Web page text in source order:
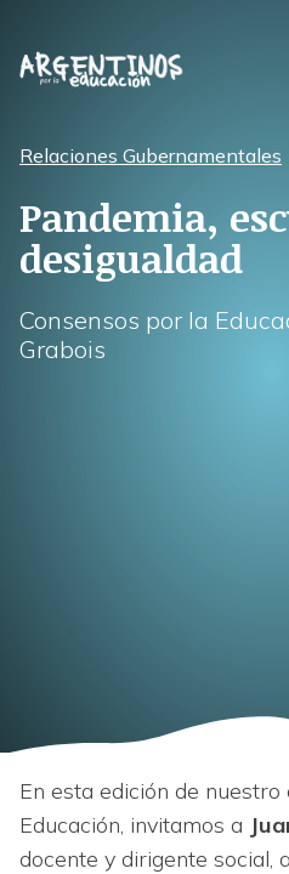
content
Relaciones Gubernamentales
Pandemia,
desigualdad
Consensos por la
Grabois
En esta edición de
Educación, invitamos a
docente y dirigente social,